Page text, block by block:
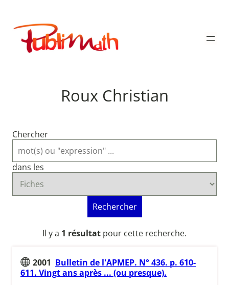
contenu
Publimath
Roux Christian
Chercher
dans les
Rechercher
Il y a 1 résultat pour cette recherche.
2001 Bulletin de l'APMEP. N° 436. p. 610-
611. Vingt ans après ... (ou presque).